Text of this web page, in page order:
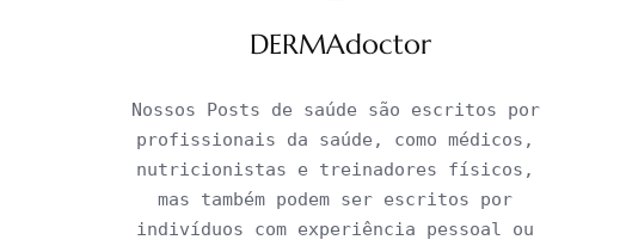
DERMAdoctor
Nossos Posts de saúde são escritos por
profissionais da saúde, como médicos,
nutricionistas e treinadores físicos,
mas também podem ser escritos por
indivíduos com experiência pessoal ou